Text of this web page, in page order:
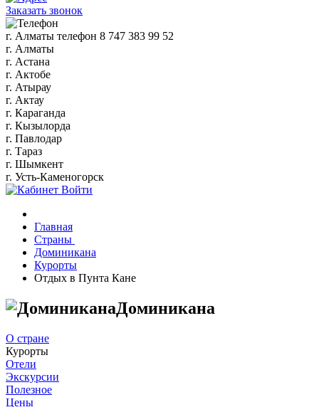
Заказать звонок
г. Алматы телефон 8 747 383 99 52
г. Алматы
г. Астана
г. Актобе
г. Атырау
г. Актау
г. Караганда
г. Кызылорда
г. Павлодар
г. Тараз
г. Шымкент
г. Усть-Каменогорск
Войти
Главная
Страны
Доминикана
Курорты
Отдых в Пунта Кане
Доминикана
О стране
Курорты
Отели
Экскурсии
Полезное
Цены